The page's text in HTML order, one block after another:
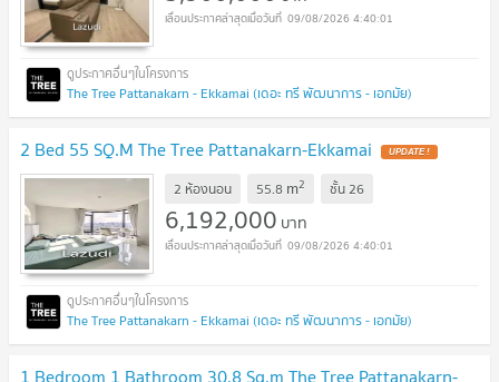
09/08/2026 4:40:01
The Tree Pattanakarn - Ekkamai (เดอะ ทรี พัฒนาการ - เอกมัย)
2 Bed 55 SQ.M The Tree Pattanakarn-Ekkamai UPDATE !
2 ห้องนอน 55.8 m2 ชั้น26
6,192,000 บาท
09/08/2026 4:40:01
The Tree Pattanakarn - Ekkamai (เดอะ ทรี พัฒนาการ - เอกมัย)